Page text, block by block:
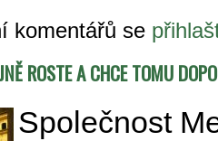
komentářů se
ROSTE A CHCE TOMU
Společnost